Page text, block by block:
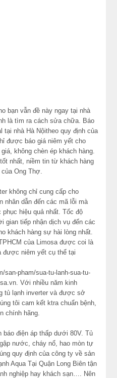
bạn vẫn đề này ngay tại nhà
là tìm ra cách sửa chữa. Báo
tại nhà Hà Nộitheo quy định của
được báo giá niêm yết cho
không chèn ép khách hàng.
nhất, niềm tin từ khách hàng
Ong Thợ.
không chỉ cung cấp cho
nhân dẫn đến các mã lỗi mà
hiệu quả nhất. Tốc độ
gian tiếp nhận dịch vụ đến các
khách hàng sự hài lòng nhất.
của Limosa được coi là
được niêm yết cụ thể tại
san-pham/sua-tu-lanh-sua-tu-
Với nhiều năm kinh
tủ lạnh inverter và được sở
tôi cam kết ktra chuẩn bệnh,
chính hãng.
báo điện áp thấp dưới 80V. Tủ
nước, cháy nổ, hao mòn tự
quy định của công ty về sản
Aqua Tại Quận Long Biên tận
nghiệp hay khách sạn…. Nên